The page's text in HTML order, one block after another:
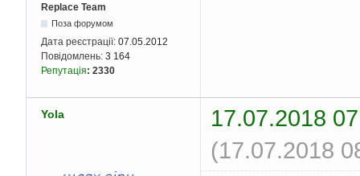
Replace Team
Поза форумом
Дата реєстрації: 07.05.2012
Повідомлень: 3 164
Репутація: 2330
Yola
17.07.2018
(17.07.2018